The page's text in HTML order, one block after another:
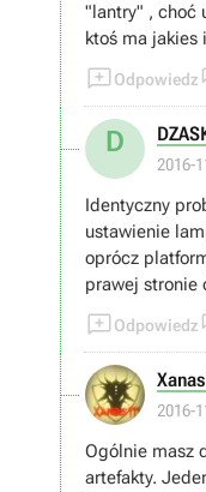
"lantry" , choć
ktoś ma jakies
Odpowiedz
D
2016-
Identyczny
ustawienie
oprócz
prawej stronie
Odpowiedz
2016-
Ogólnie masz
artefakty.